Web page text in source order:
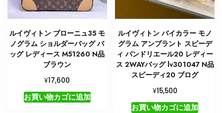
ルイヴィトン ブローニュ35 モ
ノグラム ショルダーバッグ バ
ッグ レディース M51260 N品
ブラウン
¥17,600
お買い物カゴに追加
ルイヴィトン バイカラー モノ
グラム アンプラント スピーデ
ィ バンドリエール20 レディー
ス 2WAYバッグ lv301047 N品
スピーディ20 ブログ
¥15,500
お買い物カゴに追加